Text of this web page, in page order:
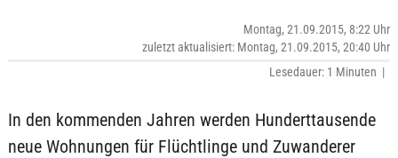
Montag, 21.09.2015, 8:22 Uhr
zuletzt aktualisiert: Montag, 21.09.2015, 20:40 Uhr
Lesedauer: 1 Minuten |
In den kommenden Jahren werden Hunderttausende
neue Wohnungen für Flüchtlinge und Zuwanderer